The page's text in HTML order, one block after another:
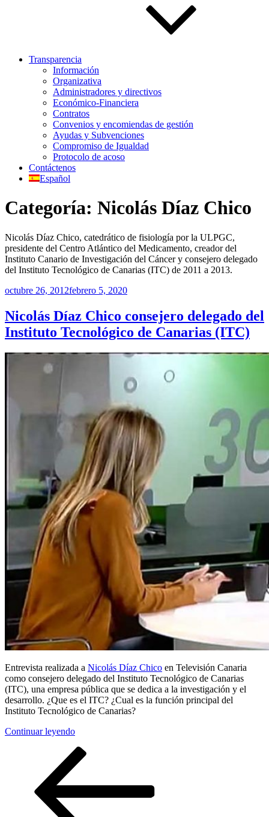
Transparencia
Información
Organizativa
Administradores y directivos
Económico-Financiera
Contratos
Convenios y encomiendas de gestión
Ayudas y Subvenciones
Compromiso de Igualdad
Protocolo de acoso
Contáctenos
Español
Categoría: Nicolás Díaz Chico
Nicolás Díaz Chico, catedrático de fisiología por la ULPGC,
presidente del Centro Atlántico del Medicamento, creador del
Instituto Canario de Investigación del Cáncer y consejero delegado
del Instituto Tecnológico de Canarias (ITC) de 2011 a 2013.
Publicado
octubre 26, 2012febrero 5, 2020
Nicolás Díaz Chico consejero delegado del
Instituto Tecnológico de Canarias (ITC)
Entrevista realizada a Nicolás Díaz Chico en Televisión Canaria
como consejero delegado del Instituto Tecnológico de Canarias
(ITC), una empresa pública que se dedica a la investigación y el
desarrollo. ¿Que es el ITC? ¿Cual es la función principal del
Instituto Tecnológico de Canarias?
Continuar leyendo«Nicolás
Chico
consejero
del
Instituto
Paginación
entradas